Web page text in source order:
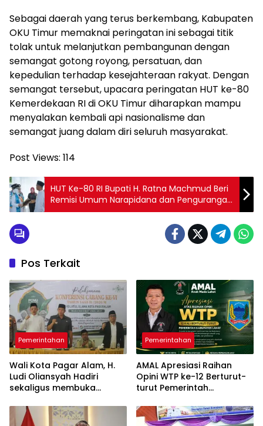
Sebagai daerah yang terus berkembang, Kabupaten
OKU Timur memaknai peringatan ini sebagai titik
tolak untuk melanjutkan pembangunan dengan
semangat gotong royong, persatuan, dan
kepedulian terhadap kesejahteraan rakyat. Dengan
semangat tersebut, upacara peringatan HUT ke-80
Kemerdekaan RI di OKU Timur diharapkan mampu
menyalakan kembali api nasionalisme dan
semangat juang dalam diri seluruh masyarakat.
Post Views: 114
HUT Ke-80 RI Bupati H. Ratna Machmud Beri
Remisi Umum Narapidana dan Pengurangan
Masa Pidana
Pos Terkait
Pemerintahan
Wali Kota Pagar Alam, H.
Ludi Oliansyah Hadiri
sekaligus membuka
Ulama
Pemerintahan
AMAL Apresiasi Raihan
Opini WTP ke-12 Berturut-
turut Pemerintah